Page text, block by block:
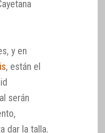
y en
, están el
serán
dar la talla.